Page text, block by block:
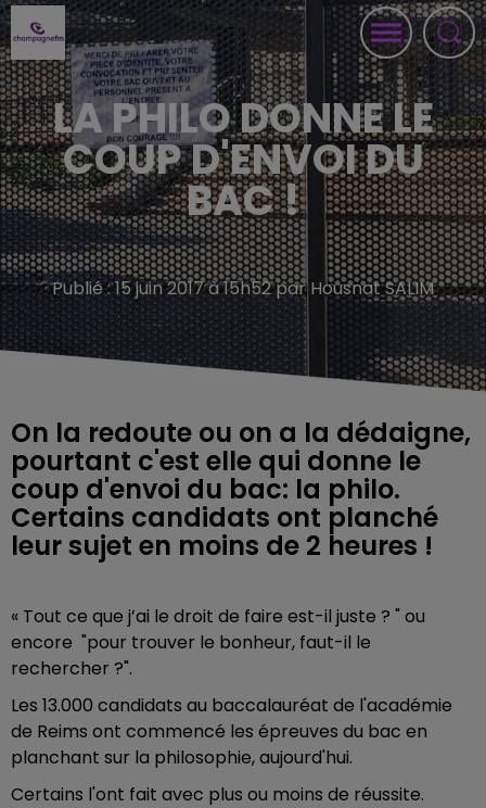
LA PHILO DONNE LE
COUP D'ENVOI DU
BAC !
Publié : 15 juin 2017 à 15h52 par Housnat SALIM
On la redoute ou on a la dédaigne,
pourtant c'est elle qui donne le
coup d'envoi du bac: la philo.
Certains candidats ont planché
leur sujet en moins de 2 heures !
« Tout ce que j’ai le droit de faire est-il juste ? " ou
encore "pour trouver le bonheur, faut-il le
rechercher ?".
Les 13.000 candidats au baccalauréat de l'académie
de Reims ont commencé les épreuves du bac en
planchant sur la philosophie, aujourd'hui.
Certains l'ont fait avec plus ou moins de réussite.